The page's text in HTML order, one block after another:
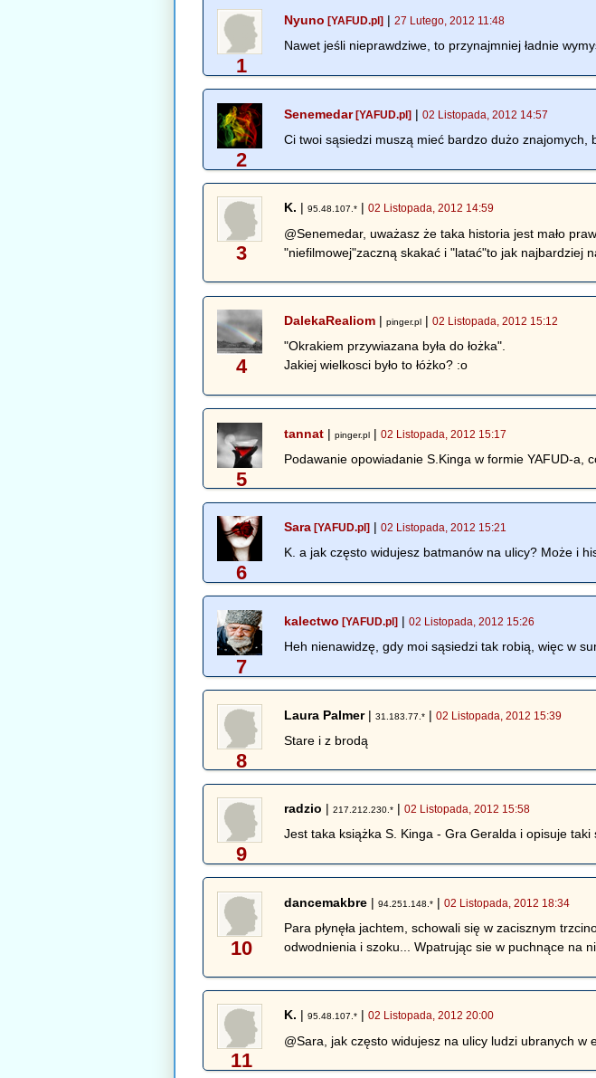
1
Nyuno [YAFUD.pl] |27 Lutego, 2012 11:48
Nawet jeśli nieprawdziwe, to przynajmniej ładnie
2
Senemedar[YAFUD.pl] |02 Listopada, 2012 14:57
Ci twoi sąsiedzi muszą mieć bardzo dużo znajomych,
3
K. |95.48.107.* |02 Listopada, 2012 14:59
@Senemedar, uważasz że taka historia jest mało
"niefilmowej"zaczną skakać i "latać"to jak najbardziej
4
DalekaRealiom |pinger.pl |02 Listopada, 2012 15:12
"Okrakiem przywiazana była do łożka".
Jakiej wielkosci było to łóżko? :o
5
tannat |pinger.pl |02 Listopada, 2012 15:17
Podawanie opowiadanie S.Kinga w formie YAFUD-a,
6
Sara [YAFUD.pl] |02 Listopada, 2012 15:21
K. a jak często widujesz batmanów na ulicy? Może i
7
kalectwo [YAFUD.pl] |02 Listopada, 2012 15:26
Heh nienawidzę, gdy moi sąsiedzi tak robią, więc w
8
Laura Palmer|31.183.77.* |02 Listopada, 2012 15:39
Stare i z brodą
9
radzio |217.212.230.* |02 Listopada, 2012 15:58
Jest taka książka S. Kinga - Gra Geralda i opisuje
10
dancemakbre |94.251.148.* |02 Listopada, 2012 18:34
Para płynęła jachtem, schowali się w zacisznym
odwodnienia i szoku... Wpatrując sie w puchnące na
11
K. |95.48.107.* |02 Listopada, 2012 20:00
@Sara, jak często widujesz na ulicy ludzi ubranych w